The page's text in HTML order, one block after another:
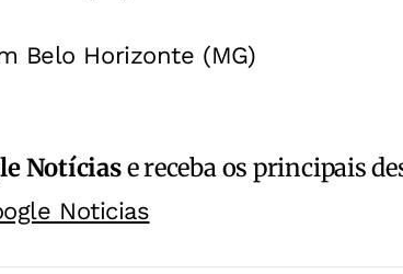
Belo Horizonte (MG)
Notíciase receba os principais
Noticias